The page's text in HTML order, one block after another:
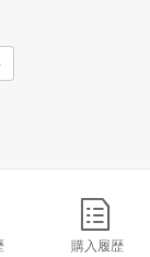
購入履歴